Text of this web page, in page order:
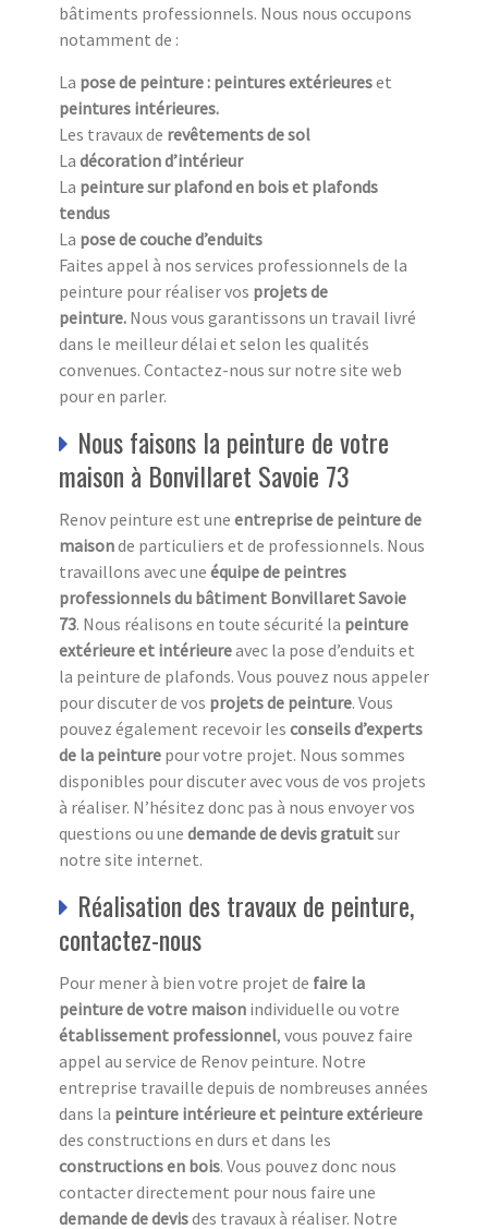
bâtiments professionnels. Nous nous occupons
notamment de :
La pose de peinture : peintures extérieureset
peintures intérieures.
Les travaux de revêtements de sol
La décoration d’intérieur
La peinture sur plafond en bois et plafonds
tendus
La pose de couche d’enduits
Faites appel à nos services professionnels de la
peinture pour réaliser vos projets de
peinture. Nous vous garantissons un travail livré
dans le meilleur délai et selon les qualités
convenues. Contactez-nous sur notre site web
pour en parler.
Nous faisons la peinture de votre
maison à Bonvillaret Savoie 73
Renov peinture est une entreprise de peinture de
maisonde particuliers et de professionnels. Nous
travaillons avec une équipe de peintres
professionnels du bâtiment Bonvillaret Savoie
73. Nous réalisons en toute sécurité la peinture
extérieure et intérieureavec la pose d’enduits et
la peinture de plafonds. Vous pouvez nous appeler
pour discuter de vos projets de peinture. Vous
pouvez également recevoir les conseils d’experts
de la peinture pour votre projet. Nous sommes
disponibles pour discuter avec vous de vos projets
à réaliser. N’hésitez donc pas à nous envoyer vos
questions ou une demande de devis gratuitsur
notre site internet.
Réalisation des travaux de peinture,
contactez-nous
Pour mener à bien votre projet de faire la
peinture de votre maison individuelle ou votre
établissement professionnel, vous pouvez faire
appel au service de Renov peinture. Notre
entreprise travaille depuis de nombreuses années
dans la peinture intérieure et peinture extérieure
des constructions en durs et dans les
constructions en bois. Vous pouvez donc nous
contacter directement pour nous faire une
demande de devisdes travaux à réaliser. Notre